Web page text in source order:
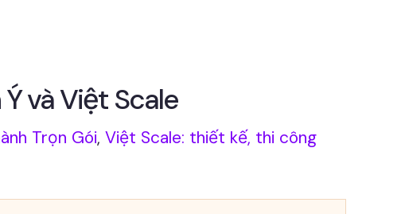
và Việt Scale
Trọn Gói, Việt Scale: thiết kế, thi công